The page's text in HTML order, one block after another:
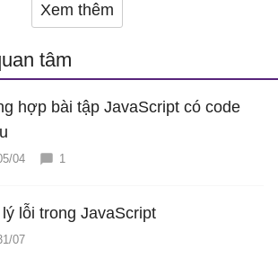
Xem thêm
tâm
hợp bài tập JavaScript có code
04 1
lỗi trong JavaScript
07